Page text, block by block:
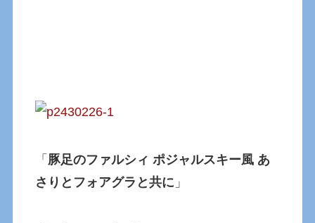
「 豚足のファルシィ ポジャルスキー風 あ
さりとフォアグラと共に 」